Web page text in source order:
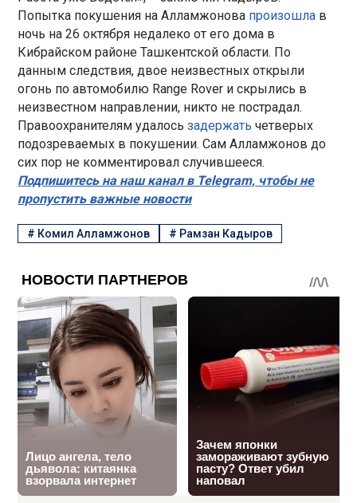
Попытка покушения на Алламжонова произошла в
ночь на 26 октября недалеко от его дома в
Кибрайском районе Ташкентской области. По
данным следствия, двое неизвестных открыли
огонь по автомобилю Range Rover и скрылись в
неизвестном направлении, никто не пострадал.
Правоохранителям удалосьзадержатьчетверых
подозреваемых в покушении. Сам Алламжонов до
сих пор не комментировал случившееся.
Подпишитесь на наш канал в Telegram, чтобы не
пропустить важные новости
# Комил Алламжонов # Рамзан Кадыров